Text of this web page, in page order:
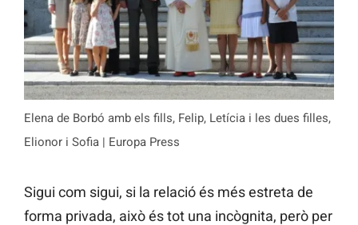
Elena de Borbó amb els fills, Felip, Letícia i les dues filles,
Elionor i Sofia | Europa Press
Sigui com sigui, si la relació és més estreta de
forma privada, això és tot una incògnita, però per